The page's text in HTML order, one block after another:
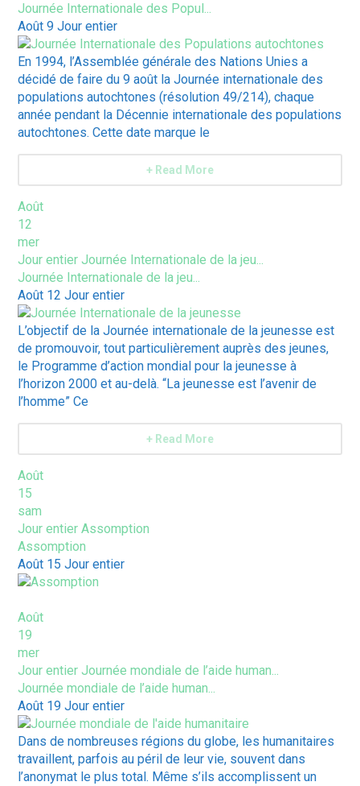
Journée Internationale des Popul...
Août 9Jour entier
En 1994, l’Assemblée générale des Nations Unies a
décidé de faire du 9 août la Journée internationale des
populations autochtones (résolution 49/214), chaque
année pendant la Décennie internationale des populations
autochtones. Cette date marque le
+ Read More
Août
12
mer
Jour entierJournée Internationale de la jeu...
Journée Internationale de la jeu...
Août 12Jour entier
L’objectif de la Journée internationale de la jeunesse est
de promouvoir, tout particulièrement auprès des jeunes,
le Programme d’action mondial pour la jeunesse à
l’horizon 2000 et au-delà. “La jeunesse est l’avenir de
l’homme” Ce
+ Read More
Août
15
sam
Jour entierAssomption
Assomption
Août 15Jour entier
Août
19
mer
Jour entierJournée mondiale de l’aide human...
Journée mondiale de l’aide human...
Août 19Jour entier
Dans de nombreuses régions du globe, les humanitaires
travaillent, parfois au péril de leur vie, souvent dans
l’anonymat le plus total. Même s’ils accomplissent un